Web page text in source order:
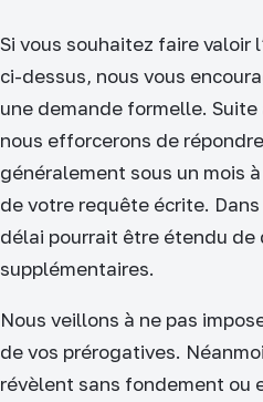
Si vous souhaitez faire valoir
ci-dessus, nous vous
une demande formelle.
nous efforcerons de
généralement sous un mois
de votre requête écrite.
délai pourrait être étendu de
supplémentaires.
Nous veillons à ne pas
de vos prérogatives.
révèlent sans fondement ou